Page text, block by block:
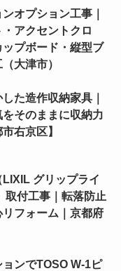
オプション工事｜
アクセントクロ
ップボード・縦型ブ
大津市）
た造作収納家具｜
そのままに収納力
右京区】
グリップライ
取付工事｜転落防止
リフォーム｜京都府
ンでTOSO W-1ピ